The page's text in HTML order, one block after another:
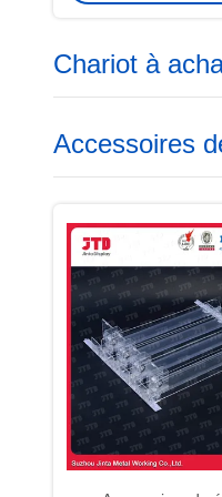
Chariot à
Accessoires